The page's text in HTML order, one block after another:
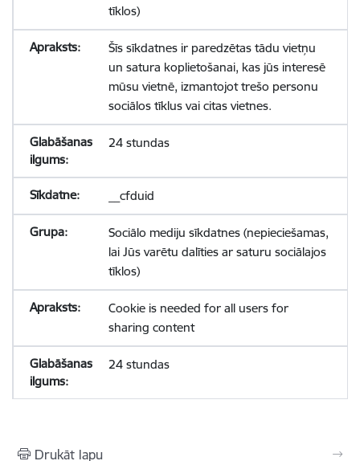
tīklos)
Šīs sīkdatnes ir paredzētas tādu vietņu
un satura koplietošanai, kas jūs interesē
mūsu vietnē, izmantojot trešo personu
sociālos tīklus vai citas vietnes.
24 stundas
__cfduid
Sociālo mediju sīkdatnes (nepieciešamas,
lai Jūs varētu dalīties ar saturu sociālajos
tīklos)
Cookie is needed for all users for
sharing content
24 stundas
Drukāt lapu